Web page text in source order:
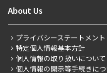
新着募集情報
こだわりから探す
こだわり一覧
プレミアムマンション
住まいのコラム
会員ページ
ご入居・提携サービス
お部屋探しからご契約まで
About Us
会社情報
事業案内
プライバシーステートメント
特定個人情報基本方針
個人情報の取り扱いについて
個人情報の開示等手続きにつ